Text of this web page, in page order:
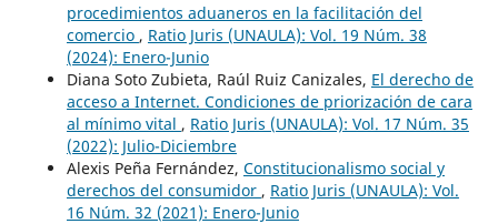
procedimientos aduaneros en la facilitación del
comercio , Ratio Juris (UNAULA): Vol. 19 Núm. 38
(2024): Enero-Junio
Diana Soto Zubieta, Raúl Ruiz Canizales, El derecho de
acceso a Internet. Condiciones de priorización de cara
al mínimo vital , Ratio Juris (UNAULA): Vol. 17 Núm. 35
(2022): Julio-Diciembre
Alexis Peña Fernández, Constitucionalismo social y
derechos del consumidor , Ratio Juris (UNAULA): Vol.
16 Núm. 32 (2021): Enero-Junio